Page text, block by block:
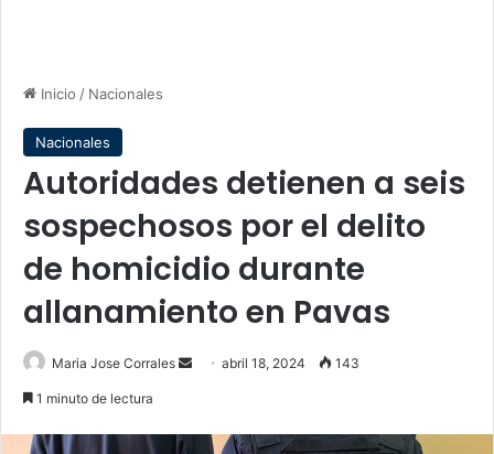
Inicio / Nacionales
Nacionales
Autoridades detienen a seis
sospechosos por el delito
de homicidio durante
allanamiento en Pavas
Maria Jose Corrales
Sendabril 18, 2024 143
1 minuto de lectura